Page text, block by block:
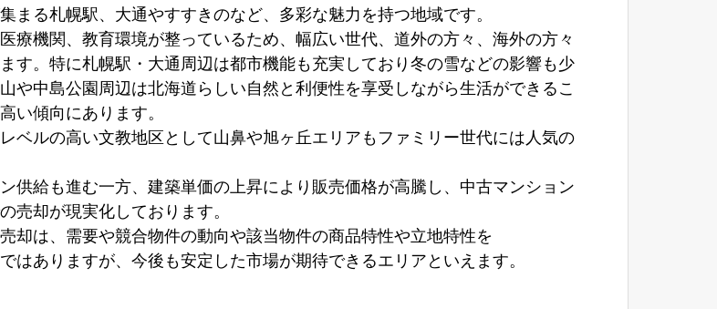
まる札幌駅、大通やすすきのなど、多彩な魅力を持つ地域です。
療機関、教育環境が整っているため、幅広い世代、道外の方々、海外の方々
す。特に札幌駅・大通周辺は都市機能も充実しており冬の雪などの影響も少
や中島公園周辺は北海道らしい自然と利便性を享受しながら生活ができるこ
い傾向にあります。
ベルの高い文教地区として山鼻や旭ヶ丘エリアもファミリー世代には人気の
供給も進む一方、建築単価の上昇により販売価格が高騰し、中古マンション
売却が現実化しております。
却は、需要や競合物件の動向や該当物件の商品特性や立地特性を
はありますが、今後も安定した市場が期待できるエリアといえます。